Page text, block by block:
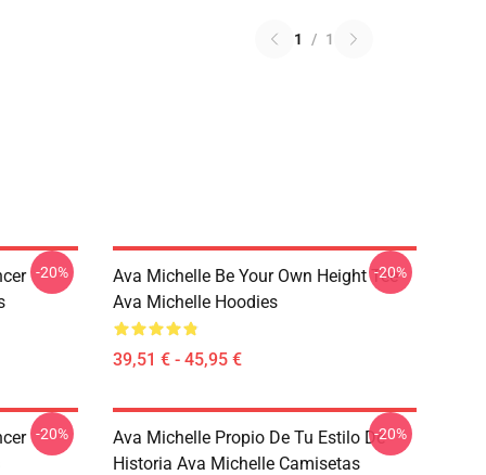
1 / 1
-20%
Ava Michelle Be Your Own Height Tee
Ava Michelle Hoodies
39,51 € - 45,95 €
-20%
-20%
Ava Michelle Propio De Tu Estilo De
Historia Ava Michelle Camisetas
-20%